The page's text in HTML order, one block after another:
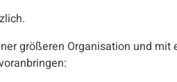
größeren Organisation und mit